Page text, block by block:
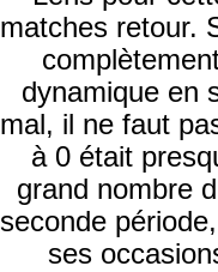
matches retour.
dynamique en
mal, il ne faut
à 0 était
grand nombre
seconde
ses